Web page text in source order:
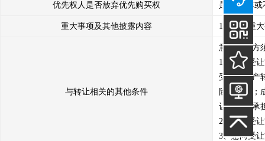
优先权人是否放弃优先购买权 是 （放弃或
重大事项及其他披露内容 1、其他重
与转让相关的其他条件
意向受让方
1、意向受
受本次资产
险和后果；
让方自行承
2、意向受
3、意向受